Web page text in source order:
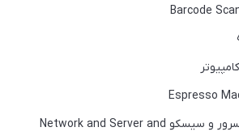
تجهیزات شبکه و سرور و سیسکو Network and Server and